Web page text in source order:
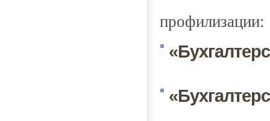
профилизации: